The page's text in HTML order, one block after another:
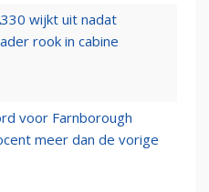
wijkt uit nadat
rook in cabine
voor Farnborough
meer dan de vorige